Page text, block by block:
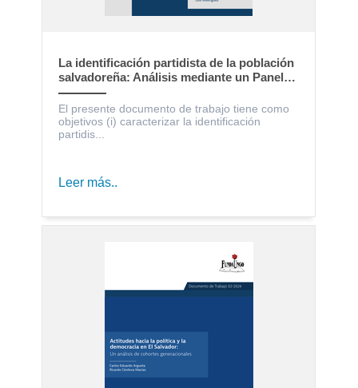
La identificación partidista de la población
salvadoreña: Análisis mediante un Panel
Electoral
El presente documento de trabajo tiene como
objetivos (i) caracterizar la identificación
partidis...
Leer más..